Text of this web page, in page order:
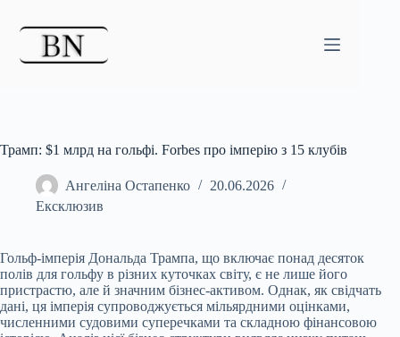
Трамп: $1 млрд на гольфі. Forbes про імперію з 15 клубів
Ангеліна Остапенко
20.06.2026
Ексклюзив
Гольф-імперія Дональда Трампа, що включає понад десяток
полів для гольфу в різних куточках світу, є не лише його
пристрастю, але й значним бізнес-активом. Однак, як свідчать
дані, ця імперія супроводжується мільярдними оцінками,
численними судовими суперечками та складною фінансовою